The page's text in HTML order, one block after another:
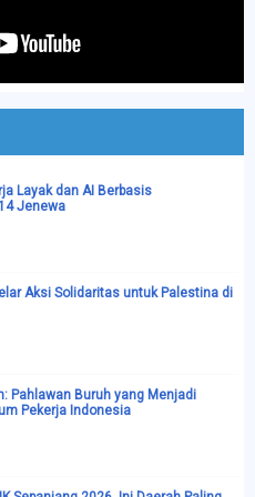
Layak dan AI Berbasis
Jenewa
Aksi Solidaritas untuk Palestina di
Pahlawan Buruh yang Menjadi
Pekerja Indonesia